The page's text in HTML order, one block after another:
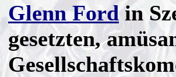
Glenn Fordin
gesetzten,